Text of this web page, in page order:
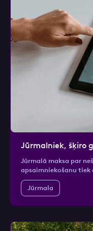
Jūrmalniek, šķiro
Jūrmalā maksa par
apsaimniekošanu
Jūrmala